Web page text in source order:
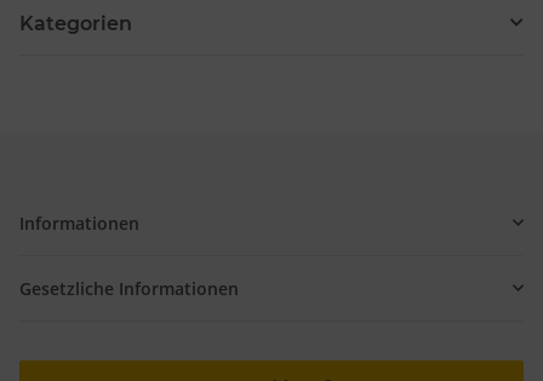
Kategorien
Informationen
Gesetzliche Informationen